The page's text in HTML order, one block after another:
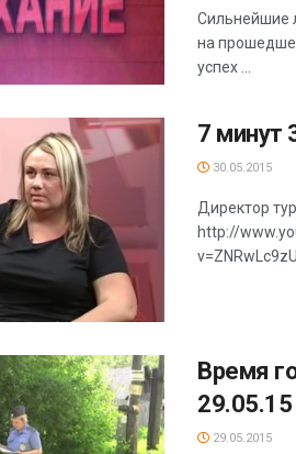
Сильнейшие
на
успех ...
7 минут
30.05.2015
Директор
http://
Время
29.05.15
29.05.2015